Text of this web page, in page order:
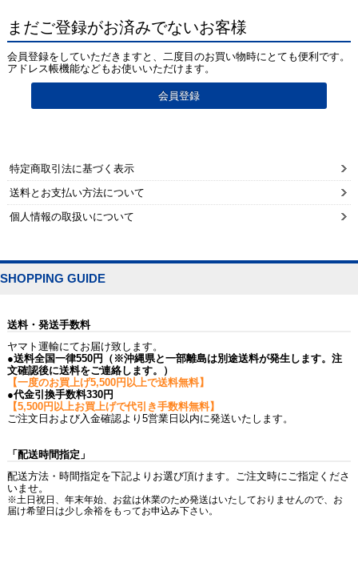
まだご登録がお済みでないお客様
会員登録をしていただきますと、二度目のお買い物時にとても便利です。
アドレス帳機能などもお使いいただけます。
特定商取引法に基づく表示
送料とお支払い方法について
個人情報の取扱いについて
SHOPPING GUIDE
送料・発送手数料
ヤマト運輸にてお届け致します。
●送料全国一律550円（※沖縄県と一部離島は別途送料が発生します。注
文確認後に送料をご連絡します。）
【一度のお買上げ5,500円以上で送料無料】
●代金引換手数料330円
【5,500円以上お買上げで代引き手数料無料】
ご注文日および入金確認より5営業日以内に発送いたします。
「配送時間指定」
配送方法・時間指定を下記よりお選び頂けます。ご注文時にご指定くださ
いませ。
※土日祝日、年末年始、お盆は休業のため発送はいたしておりませんので、お
届け希望日は少し余裕をもってお申込み下さい。